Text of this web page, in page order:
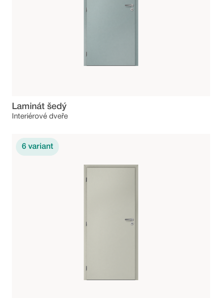
Laminát šedý
Interiérové dveře
6 variant